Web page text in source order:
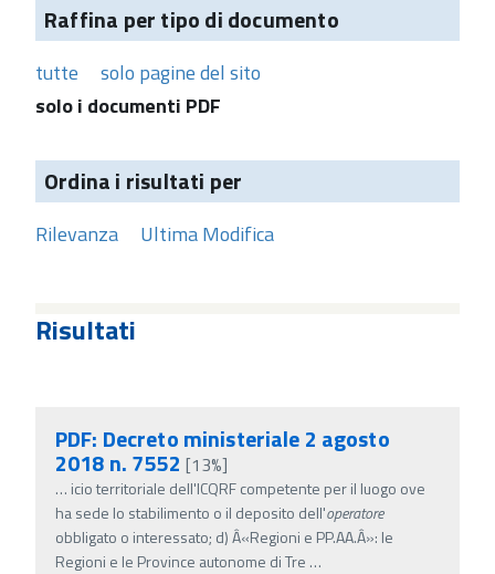
Raffina per tipo di documento
tutte
solo pagine del sito
solo i documenti PDF
Ordina i risultati per
Rilevanza Ultima Modifica
Risultati
PDF: Decreto ministeriale 2 agosto
2018 n. 7552 [13%]
… icio territoriale dell'ICQRF competente per il luogo ove
ha sede lo stabilimento o il deposito dell'operatore
obbligato o interessato; d) Â«Regioni e PP.AA.Â»: le
Regioni e le Province autonome di Tre …